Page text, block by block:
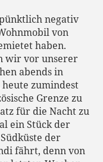
negativ
von
haben.
wir vor unserer
abends in
zumindest
Grenze zu
für die Nacht zu
ein Stück der
der
fährt, denn von